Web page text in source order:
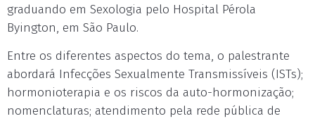
graduando em Sexologia pelo Hospital Pérola
Byington, em São Paulo.
Entre os diferentes aspectos do tema, o palestrante
abordará Infecções Sexualmente Transmissíveis (ISTs);
hormonioterapia e os riscos da auto-hormonização;
nomenclaturas; atendimento pela rede pública de